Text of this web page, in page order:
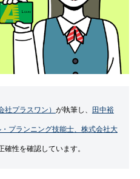
プラスワン） が執筆し、 田中裕
プランニング技能士、株式会社大
性を確認しています。